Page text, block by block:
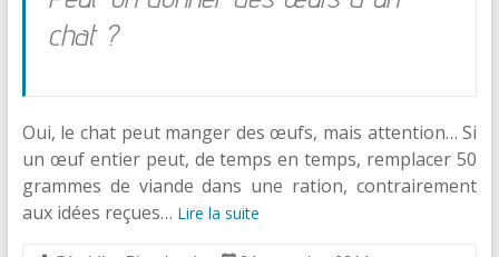
chat ?
Oui, le chat peut manger des œufs, mais attention… Si
un œuf entier peut, de temps en temps, remplacer 50
grammes de viande dans une ration, contrairement
aux idées reçues… Lire la suite